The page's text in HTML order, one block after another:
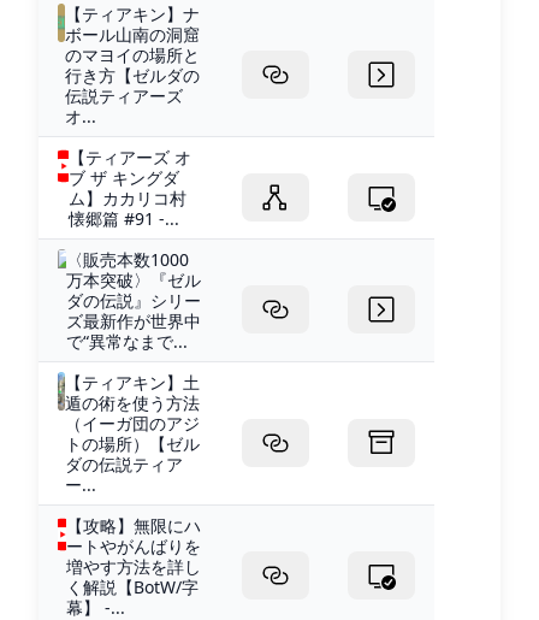
【ティアキン】ナ
ボール山南の洞窟
のマヨイの場所と
行き方【ゼルダの
伝説ティアーズ
オ...
【ティアーズ オ
ブ ザ キングダ
ム】カカリコ村
懐郷篇 #91 -...
〈販売本数1000
万本突破〉『ゼル
ダの伝説』シリー
ズ最新作が世界中
で“異常なまで...
【ティアキン】土
遁の術を使う方法
（イーガ団のアジ
トの場所）【ゼル
ダの伝説ティア
ー...
【攻略】無限にハ
ートやがんばりを
増やす方法を詳し
く解説【BotW/字
幕】 -...